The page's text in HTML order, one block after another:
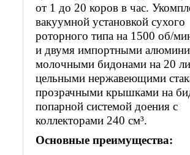
от 1 до 20 коров в час.
вакуумной установкой сухого
роторного типа на 1500 об/
и двумя импортными
молочными бидонами на 20
цельными нержавеющими
прозрачными крышками на
попарной системой доения с
коллекторами 240 см³.
Основные преимущества: